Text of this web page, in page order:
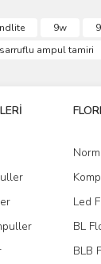
için
hatalar
benzer farklı
9w
ampul tamiri
Led
BL
BLB